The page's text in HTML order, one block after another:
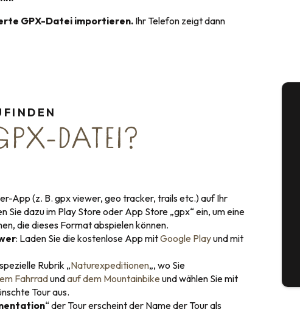
GPX-Datei importieren. Ihr Telefon zeigt dann
DATEI?
App (z. B. gpx viewer, geo tracker, trails etc.) auf Ihr
Sie dazu im Play Store oder App Store „gpx“ ein, um eine
die dieses Format abspielen können.
: Laden Sie die kostenlose App mitGoogle Playund mit
Rubrik „Naturexpeditionen„, wo Sie
Fahrradundauf dem Mountainbike und wählen Sie mit
Tour aus.
“ der Tour erscheint der Name der Tour als